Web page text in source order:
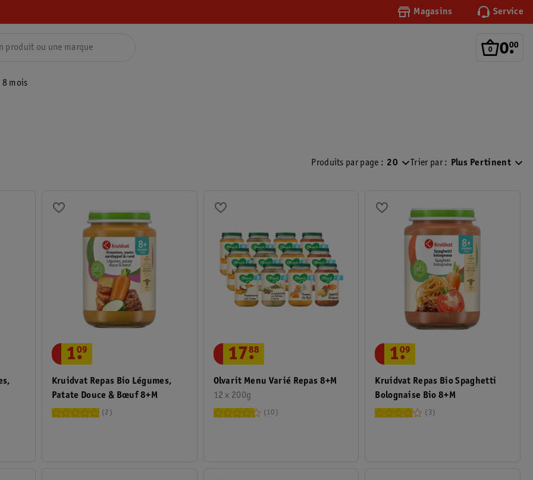
Magasins Service
0.
00
8 mois
Produits par page : 20 Trier par : Plus Pertinent
Kruidvat Repas Bio Légumes,
Patate Douce & Bœuf 8+M
1.
09
2
Olvarit Menu Varié Repas 8+M
12 x 200g
17.
88
10
Kruidvat Repas Bio Spaghetti
Bolognaise Bio 8+M
1.
09
3